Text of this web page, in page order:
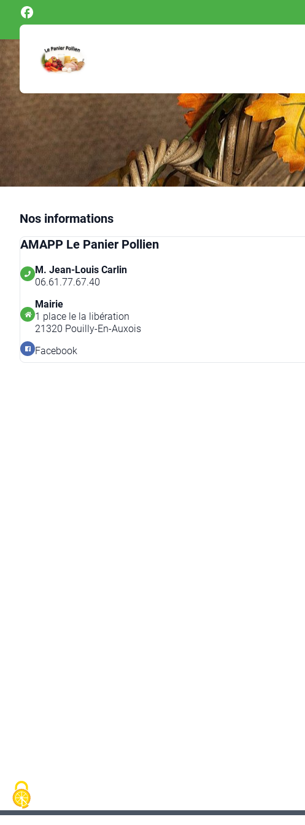
Nos informations
AMAPP Le Panier Pollien
M. Jean-Louis Carlin
06.61.77.67.40
Mairie
1 place le la libération
21320 Pouilly-En-Auxois
Facebook
Panneau de gestion des cookies